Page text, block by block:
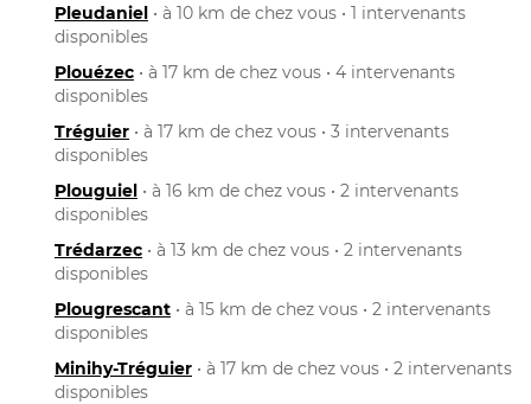
Pleudaniel • à 10 km de chez vous • 1 intervenants
disponibles
Plouézec • à 17 km de chez vous • 4 intervenants
disponibles
Tréguier • à 17 km de chez vous • 3 intervenants
disponibles
Plouguiel • à 16 km de chez vous • 2 intervenants
disponibles
Trédarzec • à 13 km de chez vous • 2 intervenants
disponibles
Plougrescant • à 15 km de chez vous • 2 intervenants
disponibles
Minihy-Tréguier • à 17 km de chez vous • 2 intervenants
disponibles